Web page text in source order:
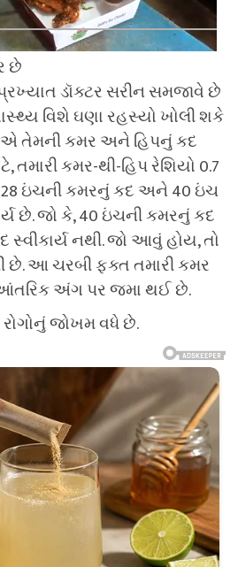
છે
ડૉક્ટર સરીન સમજાવે છે
વિશે ઘણા રહસ્યો ખોલી શકે
તેમની કમર અને હિપનું કદ
કમર-થી-હિપ રેશિયો 0.7
ઇંચની કમરનું કદ અને 40 ઇંચ
છે. જો કે, 40 ઇંચની કમરનું કદ
નથી. જો આવું હોય, તો
છે. આ ચરબી ફક્ત તમારી કમર
અંગ પર જમા થઈ છે.
જોખમ વધે છે.